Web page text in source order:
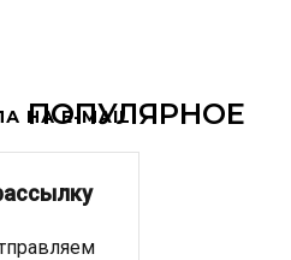
НА E-MAIL
ПОПУЛЯРНОЕ